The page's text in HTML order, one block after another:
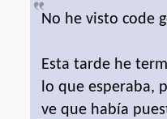
No he visto code
Esta tarde he
lo que esperaba,
ve que había